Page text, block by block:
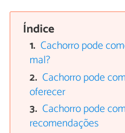
Índice
Cachorro pode
mal?
Cachorro pode
oferecer
Cachorro pode
recomendações